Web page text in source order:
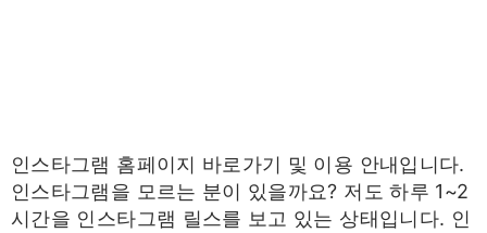
인스타그램 홈페이지 바로가기 및 이용 안내입니다.
인스타그램을 모르는 분이 있을까요? 저도 하루 1~2
시간을 인스타그램 릴스를 보고 있는 상태입니다. 인